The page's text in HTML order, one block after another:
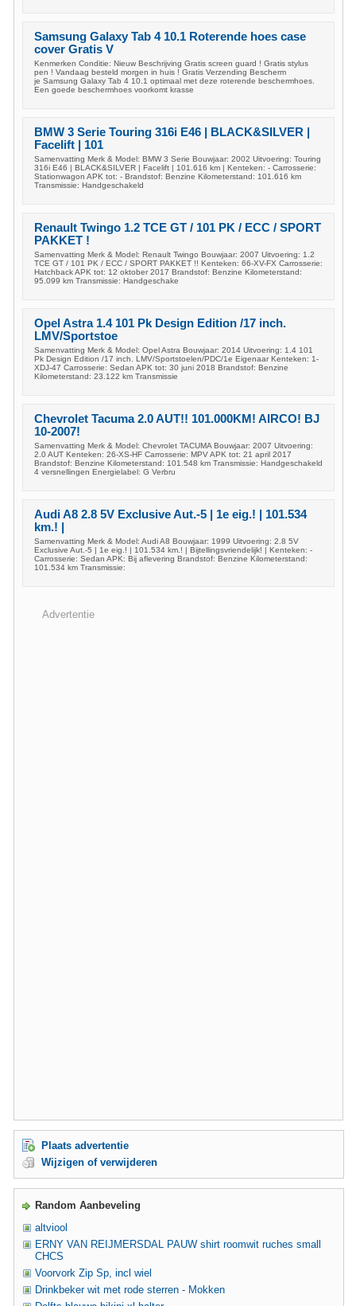
Samsung Galaxy Tab 4 10.1 Roterende hoes case
cover Gratis V
Kenmerken Conditie: Nieuw Beschrijving Gratis screen guard ! Gratis stylus
pen ! Vandaag besteld morgen in huis ! Gratis Verzending Bescherm
je Samsung Galaxy Tab 4 10.1 optimaal met deze roterende beschermhoes.
Een goede beschermhoes voorkomt krasse
BMW 3 Serie Touring 316i E46 | BLACK&SILVER |
Facelift | 101
Samenvatting Merk & Model: BMW 3 Serie Bouwjaar: 2002 Uitvoering: Touring
316i E46 | BLACK&SILVER | Facelift | 101.616 km | Kenteken: - Carrosserie:
Stationwagon APK tot: - Brandstof: Benzine Kilometerstand: 101.616 km
Transmissie: Handgeschakeld
Renault Twingo 1.2 TCE GT / 101 PK / ECC / SPORT
PAKKET !
Samenvatting Merk & Model: Renault Twingo Bouwjaar: 2007 Uitvoering: 1.2
TCE GT / 101 PK / ECC / SPORT PAKKET !! Kenteken: 66-XV-FX Carrosserie:
Hatchback APK tot: 12 oktober 2017 Brandstof: Benzine Kilometerstand:
95.099 km Transmissie: Handgeschake
Opel Astra 1.4 101 Pk Design Edition /17 inch.
LMV/Sportstoe
Samenvatting Merk & Model: Opel Astra Bouwjaar: 2014 Uitvoering: 1.4 101
Pk Design Edition /17 inch. LMV/Sportstoelen/PDC/1e Eigenaar Kenteken: 1-
XDJ-47 Carrosserie: Sedan APK tot: 30 juni 2018 Brandstof: Benzine
Kilometerstand: 23.122 km Transmissie
Chevrolet Tacuma 2.0 AUT!! 101.000KM! AIRCO! BJ
10-2007!
Samenvatting Merk & Model: Chevrolet TACUMA Bouwjaar: 2007 Uitvoering:
2.0 AUT Kenteken: 26-XS-HF Carrosserie: MPV APK tot: 21 april 2017
Brandstof: Benzine Kilometerstand: 101.548 km Transmissie: Handgeschakeld
4 versnellingen Energielabel: G Verbru
Audi A8 2.8 5V Exclusive Aut.-5 | 1e eig.! | 101.534
km.! |
Samenvatting Merk & Model: Audi A8 Bouwjaar: 1999 Uitvoering: 2.8 5V
Exclusive Aut.-5 | 1e eig.! | 101.534 km.! | Bijtellingsvriendelijk! | Kenteken: -
Carrosserie: Sedan APK: Bij aflevering Brandstof: Benzine Kilometerstand:
101.534 km Transmissie:
Advertentie
Plaats advertentie
Wijzigen of verwijderen
Random Aanbeveling
altviool
ERNY VAN REIJMERSDAL PAUW shirt roomwit ruches small
CHCS
Voorvork Zip Sp, incl wiel
Drinkbeker wit met rode sterren - Mokken